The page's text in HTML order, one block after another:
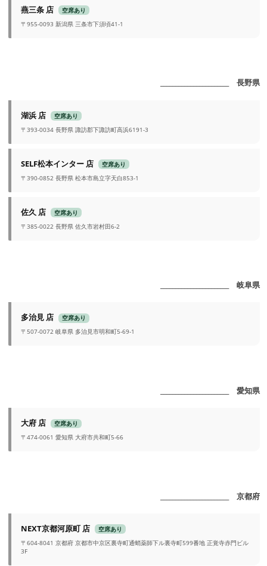
燕三条 店
空席あり
〒955-0093 新潟県 三条市下須頃41-1
_______________________ 長野県
湖浜 店
空席あり
〒393-0034 長野県 諏訪郡下諏訪町高浜6191-3
SELF松本インター 店
空席あり
〒390-0852 長野県 松本市島立字天白853-1
佐久 店
空席あり
〒385-0022 長野県 佐久市岩村田6-2
_______________________ 岐阜県
多治見 店
空席あり
〒507-0072 岐阜県 多治見市明和町5-69-1
_______________________ 愛知県
大府 店
空席あり
〒474-0061 愛知県 大府市共和町5-66
_______________________ 京都府
NEXT京都河原町 店
空席あり
〒604-8041 京都府 京都市中京区裏寺町通蛸薬師下ル裏寺町599番地 正覚寺赤門ビル
3F